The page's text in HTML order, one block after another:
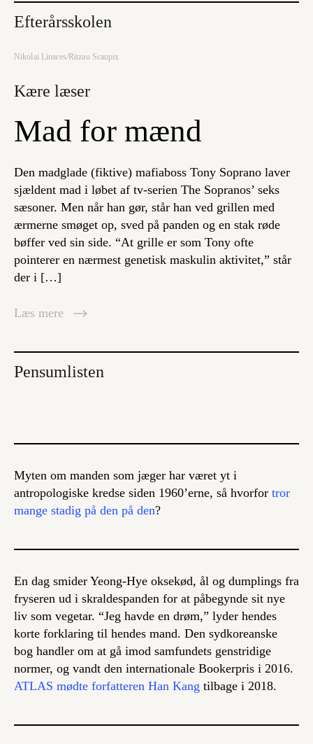
Efterårsskolen
Nikolai Linares/Ritzau Scanpix
Kære læser
Mad for mænd
Den madglade (fiktive) mafiaboss Tony Soprano laver
sjældent mad i løbet af tv-serien The Sopranos’ seks
sæsoner. Men når han gør, står han ved grillen med
ærmerne smøget op, sved på panden og en stak røde
bøffer ved sin side. “At grille er som Tony ofte
pointerer en nærmest genetisk maskulin aktivitet,” står
der i […]
Læs mere
Pensumlisten
Myten om manden som jæger har været yt i
antropologiske kredse siden 1960’erne, så hvorfor tror
mange stadig på den på den?
En dag smider Yeong-Hye oksekød, ål og dumplings fra
fryseren ud i skraldespanden for at påbegynde sit nye
liv som vegetar. “Jeg havde en drøm,” lyder hendes
korte forklaring til hendes mand. Den sydkoreanske
bog handler om at gå imod samfundets genstridige
normer, og vandt den internationale Bookerpris i 2016.
ATLAS mødte forfatteren Han Kang tilbage i 2018.